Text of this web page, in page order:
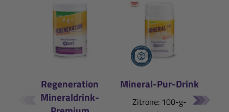
Regeneration
Mineraldrink-
Mineral-Pur-Drink
Zitrone: 100-g-